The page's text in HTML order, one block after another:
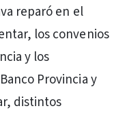
reparó en el
los convenios
y los
Provincia y
distintos